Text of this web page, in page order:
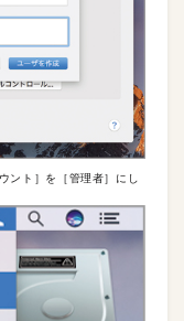
ント］を［管理者］にし